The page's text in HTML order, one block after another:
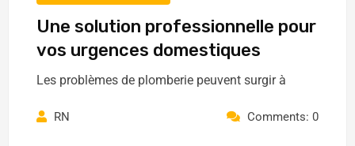
Une solution professionnelle pour
vos urgences domestiques
Les problèmes de plomberie peuvent surgir à
RN Comments: 0